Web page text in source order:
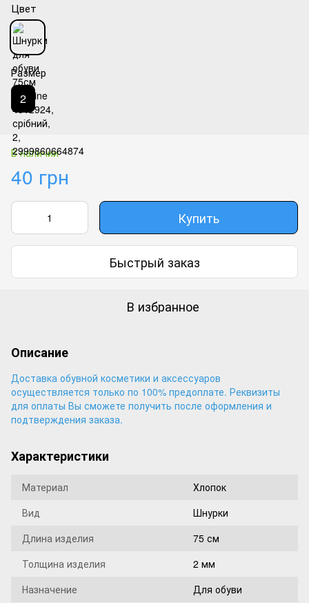
Цвет
Размер
2
В наличии
40 грн
Купить
Быстрый заказ
В избранное
Описание
Доставка обувной косметики и аксессуаров
осуществляется только по 100% предоплате. Реквизиты
для оплаты Вы сможете получить после оформления и
подтверждения заказа.
Характеристики
Материал
Хлопок
Вид
Шнурки
Длина изделия
75 см
Толщина изделия
2 мм
Назначение
Для обуви